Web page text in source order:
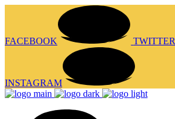
FACEBOOK TWITTER
INSTAGRAM